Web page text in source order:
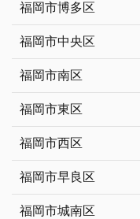
福岡市博多区
福岡市中央区
福岡市南区
福岡市東区
福岡市西区
福岡市早良区
福岡市城南区